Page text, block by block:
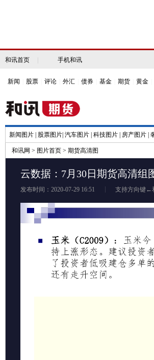
和讯首页 手机和讯
新闻 股票 评论 外汇 债券 基金 期货 黄金
新闻图片 股票图片 汽车图片 科技图片 房产图片
和讯网 > 图片首页 > 期货高清图
云数据：7月30日期货高清组
发布时间：2020-07-29 16:51 支持方向键